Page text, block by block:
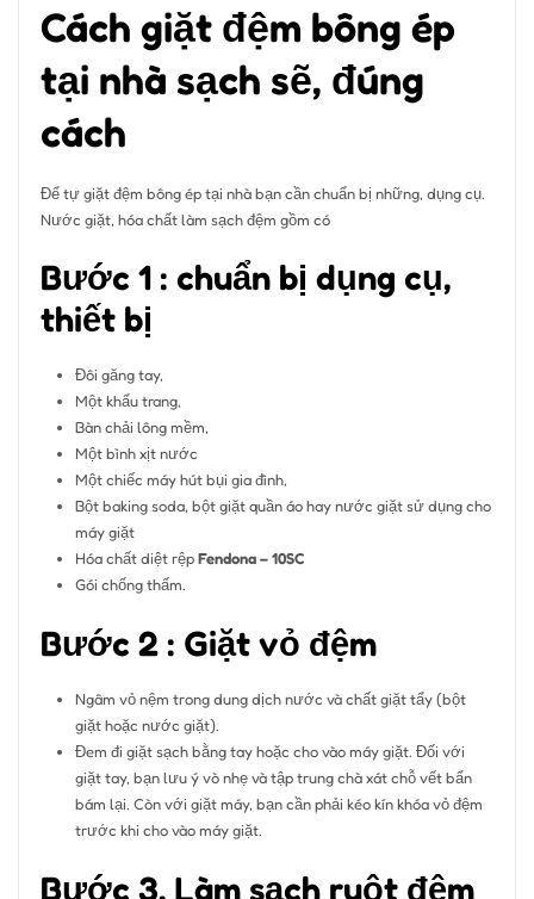
Cách giặt đệm bông ép
tại nhà sạch sẽ, đúng
cách
Để tự giặt đệm bông ép tại nhà bạn cần chuẩn bị những, dụng cụ.
Nước giặt, hóa chất làm sạch đệm gồm có
Bước 1 : chuẩn bị dụng cụ,
thiết bị
Đôi găng tay,
Một khẩu trang,
Bàn chải lông mềm,
Một bình xịt nước
Một chiếc máy hút bụi gia đình,
Bột baking soda, bột giặt quần áo hay nước giặt sử dụng cho
máy giặt
Hóa chất diệt rệpFendona – 10SC
Gói chống thấm.
Bước 2 : Giặt vỏ đệm
Ngâm vỏ nệm trong dung dịch nước và chất giặt tẩy (bột
giặt hoặc nước giặt).
Đem đi giặt sạch bằng tay hoặc cho vào máy giặt. Đối với
giặt tay, bạn lưu ý vò nhẹ và tập trung chà xát chỗ vết bẩn
bám lại. Còn với giặt máy, bạn cần phải kéo kín khóa vỏ đệm
trước khi cho vào máy giặt.
Bước 3. Làm sạch ruột đệm